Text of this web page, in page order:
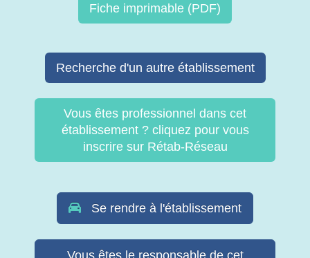
Fiche imprimable (PDF)
Recherche d'un autre établissement
Vous êtes professionnel dans cet
établissement ? cliquez pour vous
inscrire sur Rétab-Réseau
Se rendre à l'établissement
Vous êtes le responsable de cet